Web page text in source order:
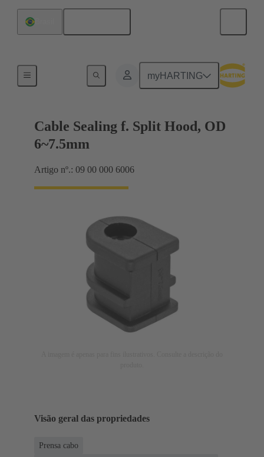
myHARTING
Vedação da entrada de cabo
Cable Sealing f. Split Hood, OD
6~7.5mm
Artigo nº.: 09 00 000 6006
Visão geral das propriedades
Prensa cabo